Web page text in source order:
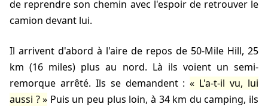
de reprendre son chemin avec l'espoir de retrouver le
camion devant lui.
Il arrivent d'abord à l'aire de repos de 50-Mile Hill, 25
km (16 miles) plus au nord. Là ils voient un semi-
remorque arrêté. Ils se demandent :
L'a-t-il vu, lui
aussi ?
Puis un peu plus loin, à 34 km du camping, ils